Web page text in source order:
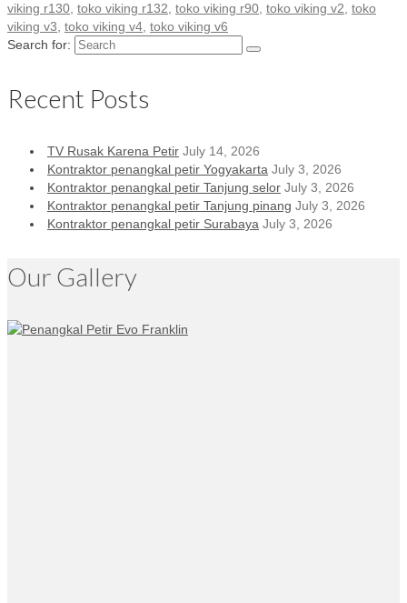
viking r130, toko viking r132, toko viking r90, toko viking v2, toko
viking v3, toko viking v4, toko viking v6
Search for:
Recent Posts
TV Rusak Karena Petir July 14, 2026
Kontraktor penangkal petir Yogyakarta July 3, 2026
Kontraktor penangkal petir Tanjung selor July 3, 2026
Kontraktor penangkal petir Tanjung pinang July 3, 2026
Kontraktor penangkal petir Surabaya July 3, 2026
Our Gallery